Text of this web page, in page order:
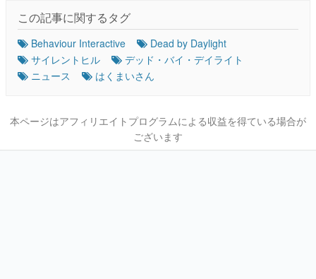
この記事に関するタグ
Behaviour Interactive
Dead by Daylight
サイレントヒル
デッド・バイ・デイライト
ニュース
はくまいさん
本ページはアフィリエイトプログラムによる収益を得ている場合が
ございます